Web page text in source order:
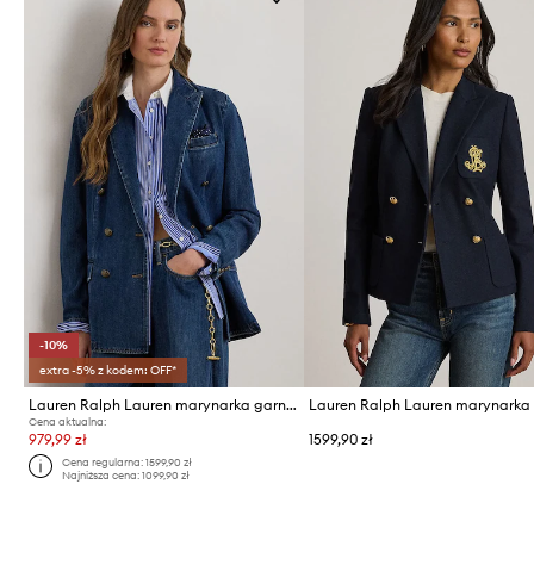
-10%
extra -5% z kodem: OFF*
Lauren Ralph Lauren marynarka garniturowa damska bawełniana
Cena aktualna:
979,99 zł
Cena regularna:1599,90 zł
Najniższa cena:1099,90 zł
1599,90 zł